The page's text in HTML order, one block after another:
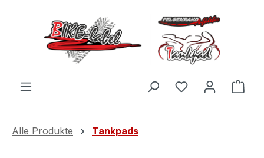
Zum Hauptinhalt springen
Du hast 0
Alle Produkte Tankpads